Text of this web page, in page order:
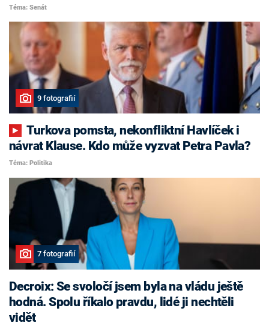
Téma: Senát
9 fotografií
Turkova pomsta, nekonfliktní Havlíček i
návrat Klause. Kdo může vyzvat Petra Pavla?
Téma: Politika
7 fotografií
Decroix: Se svoločí jsem byla na vládu ještě
hodná. Spolu říkalo pravdu, lidé ji nechtěli
vidět